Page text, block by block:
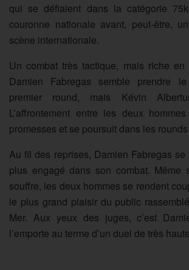
qui se défiaient dans la catégorie
couronne nationale avant, peut-être,
scène internationale.
Un combat très tactique, mais riche en
Damien Fabregas semble prendre
premier round, mais Kévin
L’affrontement entre les deux
promesses et se poursuit dans les
Au fil des reprises, Damien Fabregas se
plus engagé dans son combat. Même
souffre, les deux hommes se rendent
le plus grand plaisir du public
Mer. Aux yeux des juges, c’est
l’emporte au terme d’un duel de très